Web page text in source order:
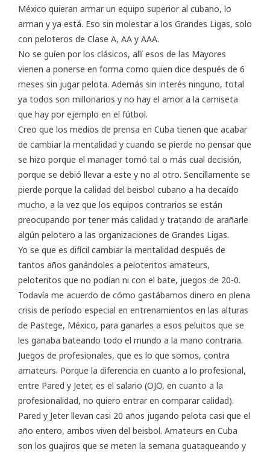
México quieran armar un equipo superior al cubano, lo
arman y ya está. Eso sin molestar a los Grandes Ligas, solo
con peloteros de Clase A, AA y AAA.
No se guíen por los clásicos, allí esos de las Mayores
vienen a ponerse en forma como quien dice después de 6
meses sin jugar pelota. Además sin interés ninguno, total
ya todos son millonarios y no hay el amor a la camiseta
que hay por ejemplo en el fútbol.
Creo que los medios de prensa en Cuba tienen que acabar
de cambiar la mentalidad y cuando se pierde no pensar que
se hizo porque el manager tomó tal o más cual decisión,
porque se debió llevar a este y no al otro. Sencillamente se
pierde porque la calidad del beisbol cubano a ha decaído
mucho, a la vez que los equipos contrarios se están
preocupando por tener más calidad y tratando de arañarle
algún pelotero a las organizaciones de Grandes Ligas.
Yo se que es difícil cambiar la mentalidad después de
tantos años ganándoles a peloteritos amateurs,
peloteritos que no podían ni con el bate, juegos de 20-0.
Todavía me acuerdo de cómo gastábamos dinero en plena
crisis de período especial en entrenamientos en las alturas
de Pastege, México, para ganarles a esos peluitos que se
les ganaba bateando todo el mundo a la mano contraria.
Juegos de profesionales, que es lo que somos, contra
amateurs. Porque la diferencia en cuanto a lo profesional,
entre Pared y Jeter, es el salario (OJO, en cuanto a la
profesionalidad, no quiero entrar en comparar calidad).
Pared y Jeter llevan casi 20 años jugando pelota casi que el
año entero, ambos viven del beisbol. Amateurs en Cuba
son los guajiros que se meten la semana guataqueando y